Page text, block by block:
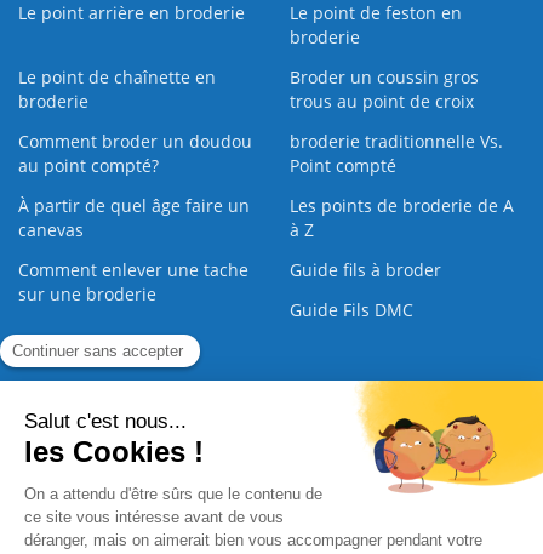
Le point arrière en broderie
Le point de feston en
broderie
Le point de chaînette en
broderie
Broder un coussin gros
trous au point de croix
Comment broder un doudou
au point compté?
broderie traditionnelle Vs.
Point compté
À partir de quel âge faire un
canevas
Les points de broderie de A
à Z
Comment enlever une tache
sur une broderie
Guide fils à broder
Guide Fils DMC
Guide de la Broderie
Commande Papier Qui sommes nous Nous contacter |
Paiement sécurisé